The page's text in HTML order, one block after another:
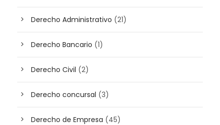
Derecho Administrativo (21)
Derecho Bancario (1)
Derecho Civil (2)
Derecho concursal (3)
Derecho de Empresa (45)